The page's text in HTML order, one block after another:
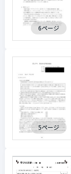
6ページ
5ページ